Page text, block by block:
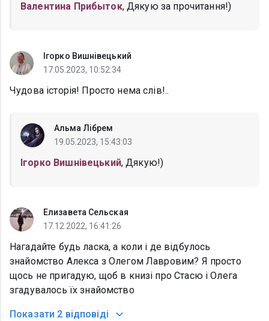
Валентина Прибыток, Дякую за прочитання!)
Ігорко Вишнівецький
17.05.2023, 10:52:34
Чудова історія! Просто нема слів!..
Альма Лібрем
19.05.2023, 15:43:03
Ігорко Вишнівецький, Дякую!)
Елизавета Сельская
17.12.2022, 16:41:26
Нагадайте будь ласка, а коли і де відбулось
знайомство Алекса з Олегом Лавровим? Я просто
щось не пригадую, щоб в книзі про Стасю і Олега
згадувалось їх знайомство
Показати 2 відповіді